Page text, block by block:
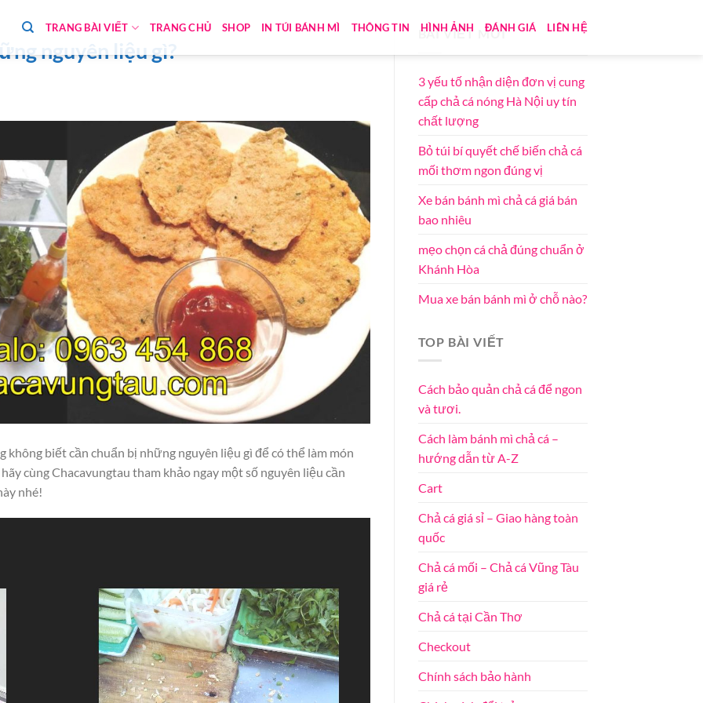
TRANG BÀI VIẾT TRANG CHỦ SHOP IN TÚI BÁNH MÌ THÔNG TIN HÌNH ẢNH ĐÁNH GIÁ LIÊN HỆ
nguyên liệu gì?
không biết cần chuẩn bị những nguyên liệu gì để có thể làm món
cùng Chacavungtau tham khảo ngay một số nguyên liệu cần
nhé!
BÀI VIẾT MỚI
3 yếu tố nhận diện đơn vị cung
cấp chả cá nóng Hà Nội uy tín
chất lượng
Bỏ túi bí quyết chế biến chả cá
mối thơm ngon đúng vị
Xe bán bánh mì chả cá giá bán
bao nhiêu
mẹo chọn cá chả đúng chuẩn ở
Khánh Hòa
Mua xe bán bánh mì ở chỗ nào?
TOP BÀI VIẾT
Cách bảo quản chả cá để ngon
và tươi.
Cách làm bánh mì chả cá –
hướng dẫn từ A-Z
Cart
Chả cá giá sỉ – Giao hàng toàn
quốc
Chả cá mối – Chả cá Vũng Tàu
giá rẻ
Chả cá tại Cần Thơ
Checkout
Chính sách bảo hành